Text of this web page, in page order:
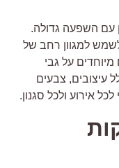
השפעה גדולה.
למגוון רחב של
על גבי
צבעים
ולכל סגנון.